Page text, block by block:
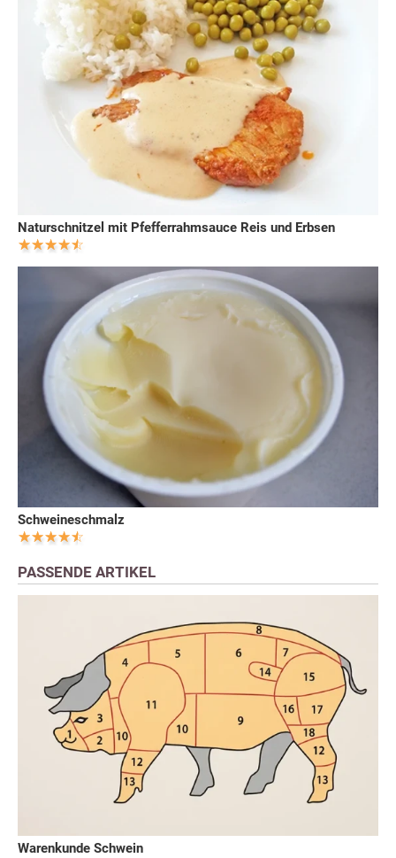
Naturschnitzel mit Pfefferrahmsauce Reis und Erbsen
Schweineschmalz
PASSENDE ARTIKEL
Warenkunde Schwein